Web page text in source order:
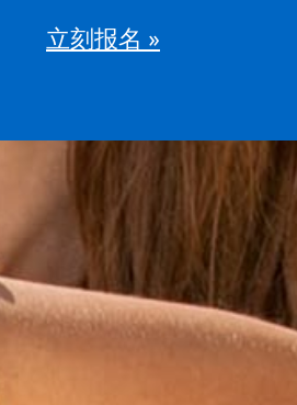
立刻报名 »